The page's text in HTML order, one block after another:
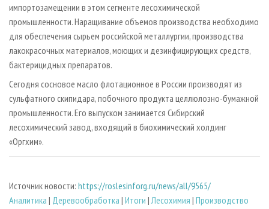
импортозамещении в этом сегменте лесохимической
промышленности. Наращивание объемов производства необходимо
для обеспечения сырьем российской металлургии, производства
лакокрасочных материалов, моющих и дезинфицирующих средств,
бактерицидных препаратов.
Сегодня сосновое масло флотационное в России производят из
сульфатного скипидара, побочного продукта целлюлозно-бумажной
промышленности. Его выпуском занимается Сибирский
лесохимический завод, входящий в биохимический холдинг
«Оргхим».
Источник новости: https://roslesinforg.ru/news/all/9565/
Аналитика | Деревообработка | Итоги |Лесохимия | Производство